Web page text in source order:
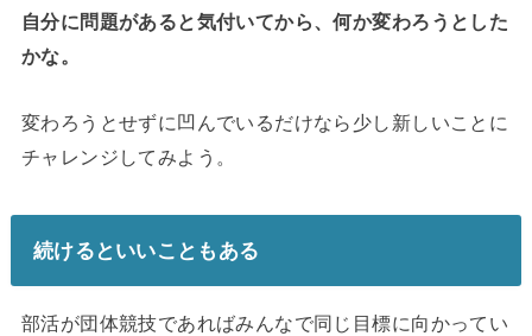
自分に問題があると気付いてから、何か変わろうとした
かな。
変わろうとせずに凹んでいるだけなら少し新しいことに
チャレンジしてみよう。
続けるといいこともある
部活が団体競技であればみんなで同じ目標に向かってい